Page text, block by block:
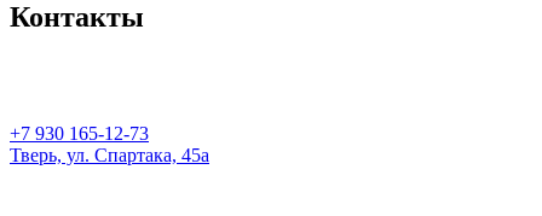
Контакты
+7 930 165-12-73
Тверь, ул. Спартака, 45а